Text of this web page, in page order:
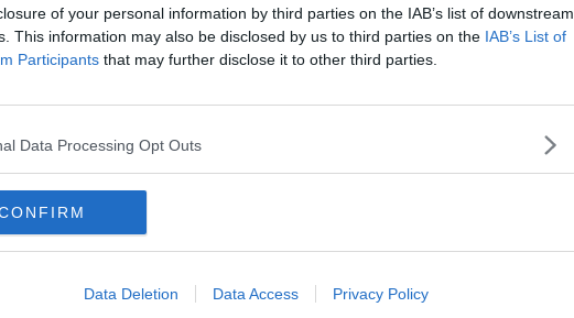
of your personal information by third parties on the IAB’s list of downstream
This information may also be disclosed by us to third parties on the IAB’s List of
Participants that may further disclose it to other third parties.
Data Processing Opt Outs
Data Deletion Data Access Privacy Policy